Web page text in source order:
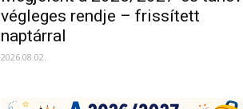
végleges rendje – frissített
naptárral
2026.08.02.